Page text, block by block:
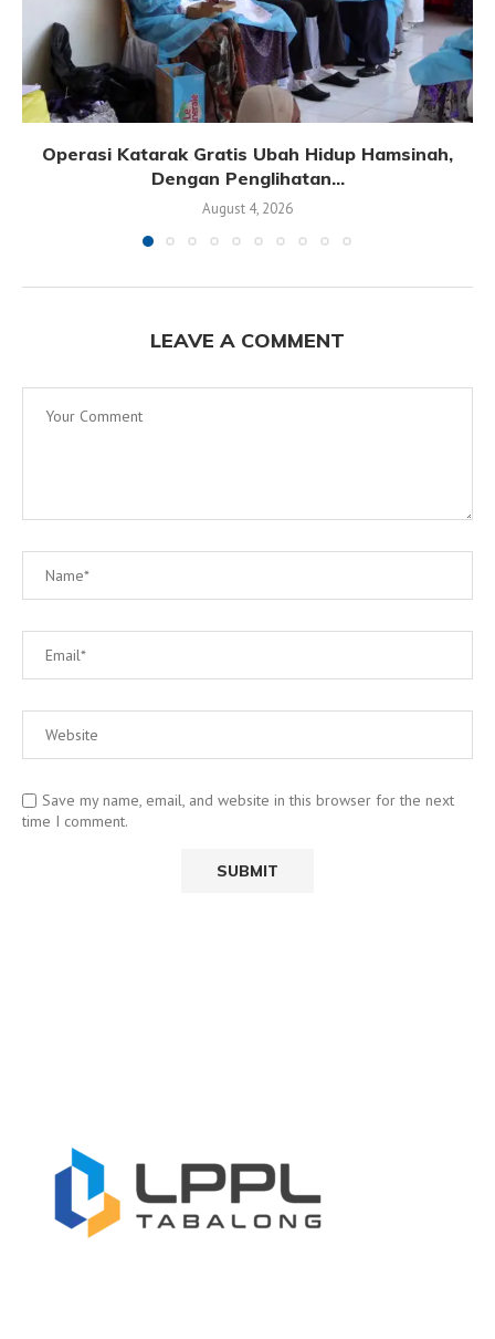
Operasi Katarak Gratis Ubah Hidup Hamsinah,
Dengan Penglihatan...
August 4, 2026
LEAVE A COMMENT
Save my name, email, and website in this browser for the next
time I comment.